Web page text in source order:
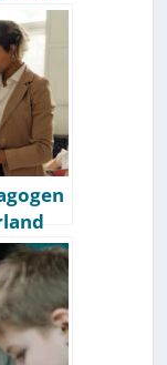
Deze